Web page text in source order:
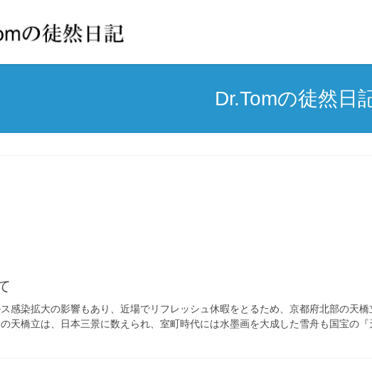
Dr.Tomの徒然日
感染拡大の影響もあり、近場でリフレッシュ休暇をとるため、京都府北部の天橋
天橋立は、日本三景に数えられ、室町時代には水墨画を大成した雪舟も国宝の『